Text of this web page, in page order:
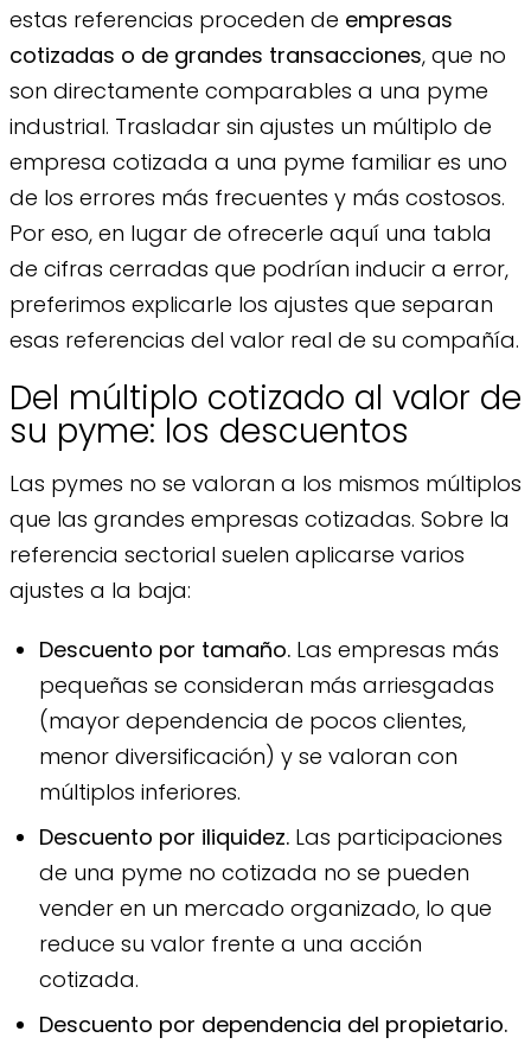
estas referencias proceden de empresas
cotizadas o de grandes transacciones, que no
son directamente comparables a una pyme
industrial. Trasladar sin ajustes un múltiplo de
empresa cotizada a una pyme familiar es uno
de los errores más frecuentes y más costosos.
Por eso, en lugar de ofrecerle aquí una tabla
de cifras cerradas que podrían inducir a error,
preferimos explicarle los ajustes que separan
esas referencias del valor real de su compañía.
Del múltiplo cotizado al valor de
su pyme: los descuentos
Las pymes no se valoran a los mismos múltiplos
que las grandes empresas cotizadas. Sobre la
referencia sectorial suelen aplicarse varios
ajustes a la baja:
Descuento por tamaño. Las empresas más
pequeñas se consideran más arriesgadas
(mayor dependencia de pocos clientes,
menor diversificación) y se valoran con
múltiplos inferiores.
Descuento por iliquidez. Las participaciones
de una pyme no cotizada no se pueden
vender en un mercado organizado, lo que
reduce su valor frente a una acción
cotizada.
Descuento por dependencia del propietario.